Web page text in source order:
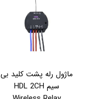
ماژول رله پشت کلید بی
سیم HDL 2CH